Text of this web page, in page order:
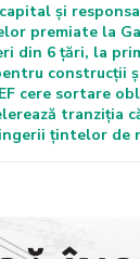
capital și
premiate la
din 6 țări, la
construcții
cere sortare
tranziția
țintelor